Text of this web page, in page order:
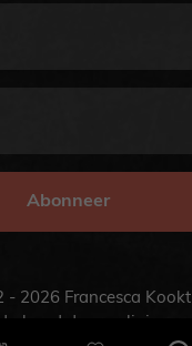
- 2026 Francesca Kookt
door
onlinio